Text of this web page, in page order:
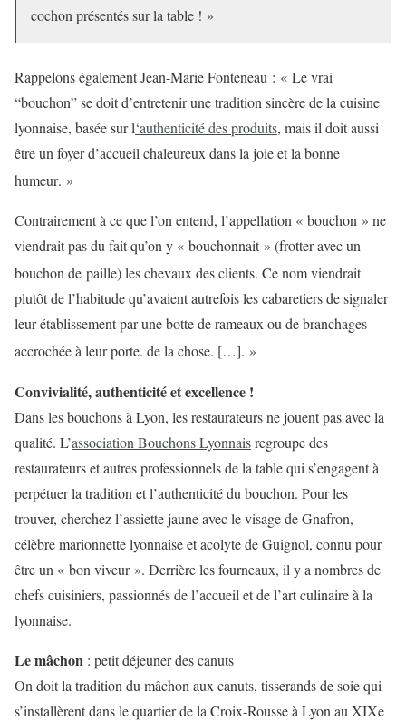
cochon présentés sur la table ! »
Rappelons également Jean-Marie Fonteneau : « Le vrai
“bouchon” se doit d’entretenir une tradition sincère de la cuisine
lyonnaise, basée sur l‘authenticité des produits, mais il doit aussi
être un foyer d’accueil chaleureux dans la joie et la bonne
humeur. »
Contrairement à ce que l’on entend, l’appellation « bouchon » ne
viendrait pas du fait qu’on y « bouchonnait » (frotter avec un
bouchon de paille) les chevaux des clients. Ce nom viendrait
plutôt de l’habitude qu’avaient autrefois les cabaretiers de signaler
leur établissement par une botte de rameaux ou de branchages
accrochée à leur porte. de la chose. […]. »
Convivialité, authenticité et excellence !
Dans les bouchons à Lyon, les restaurateurs ne jouent pas avec la
qualité. L’association Bouchons Lyonnaisregroupe des
restaurateurs et autres professionnels de la table qui s’engagent à
perpétuer la tradition et l’authenticité du bouchon. Pour les
trouver, cherchez l’assiette jaune avec le visage de Gnafron,
célèbre marionnette lyonnaise et acolyte de Guignol, connu pour
être un « bon viveur ». Derrière les fourneaux, il y a nombres de
chefs cuisiniers, passionnés de l’accueil et de l’art culinaire à la
lyonnaise.
Le mâchon : petit déjeuner des canuts
On doit la tradition du mâchon aux canuts, tisserands de soie qui
s’installèrent dans le quartier de la Croix-Rousse à Lyon au XIXe